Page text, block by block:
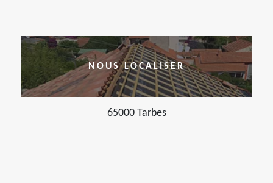
NOUS LOCALISER
65000 Tarbes